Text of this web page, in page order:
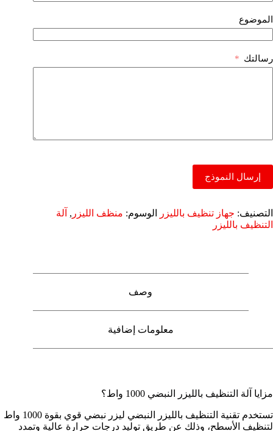
الموضوع
رسالتك
إرسال النموذج
التصنيف: جهاز تنظيف بالليزر الوسوم: منظف الليزر , آلة
التنظيف بالليزر
وصف
معلومات إضافية
مزايا آلة التنظيف بالليزر النبضي 1000 واط؟
تستخدم تقنية التنظيف بالليزر النبضي ليزر نبضي قوي بقوة 1000 واط
لتنظيف الأسطح، وذلك عن طريق توليد درجات حرارة عالية وتمدد